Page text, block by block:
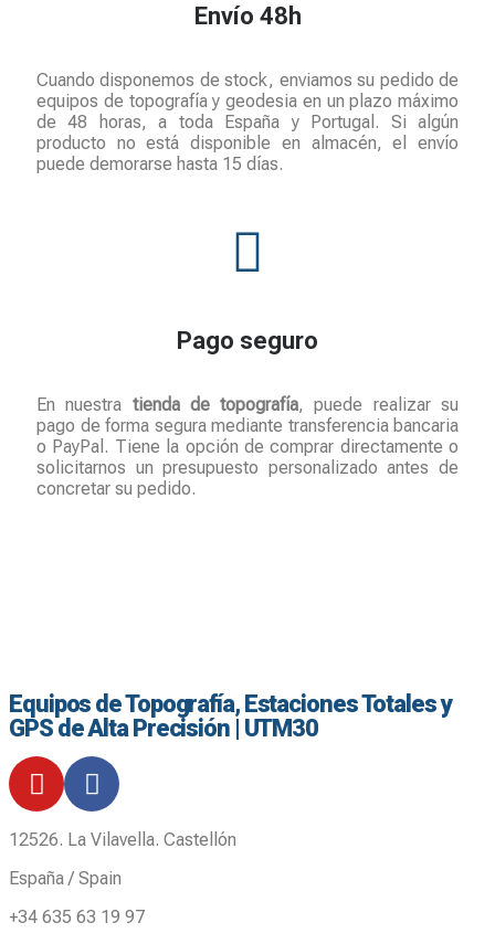
Envío 48h
Cuando disponemos de stock, enviamos su pedido de
equipos de topografía y geodesia en un plazo máximo
de 48 horas, a toda España y Portugal. Si algún
producto no está disponible en almacén, el envío
puede demorarse hasta 15 días.
Pago seguro
En nuestra tienda de topografía, puede realizar su
pago de forma segura mediante transferencia bancaria
o PayPal . Tiene la opción de comprar directamente o
solicitarnos unpresupuesto personalizado antes de
concretar su pedido.
Equipos de Topografía, Estaciones Totales y
GPS de Alta Precisión | UTM30
12526. La Vilavella. Castellón
España / Spain
+34 635 63 19 97